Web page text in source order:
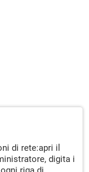
di rete:apri il
digita i